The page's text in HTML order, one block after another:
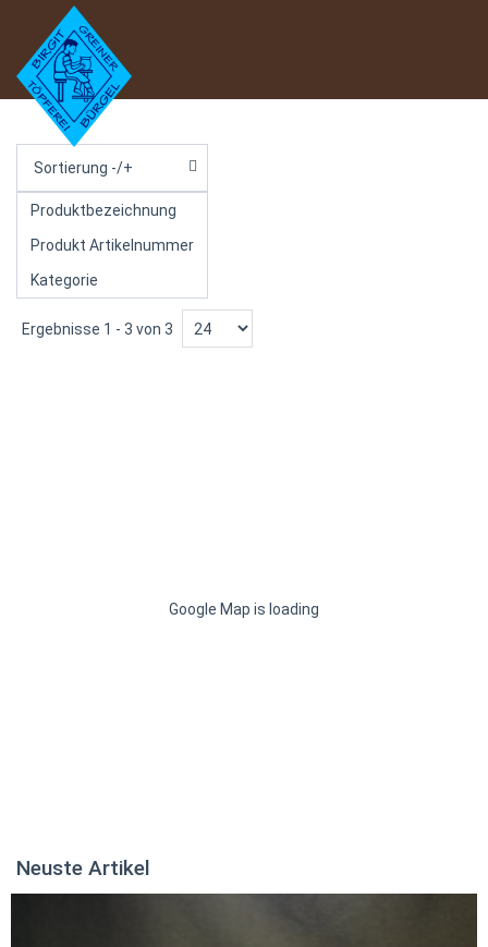
Sortierung -/+
Produktbezeichnung
Produkt Artikelnummer
Kategorie
Ergebnisse 1 - 3 von 3
Google Map is loading
Neuste Artikel